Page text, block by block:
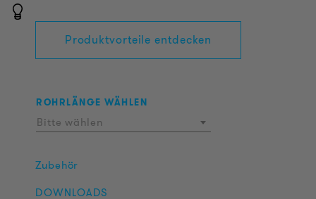
Produktvorteile entdecken
ROHRLÄNGE WÄHLEN
Bitte wählen
Zubehör
DOWNLOADS